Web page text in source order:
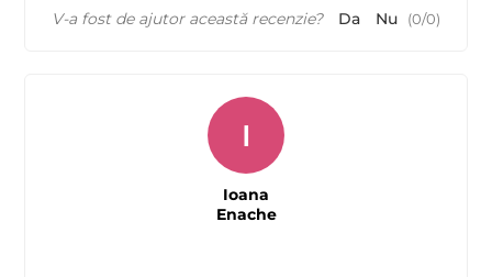
V-a fost de ajutor această recenzie? Da Nu (0/0)
I
Ioana
Enache